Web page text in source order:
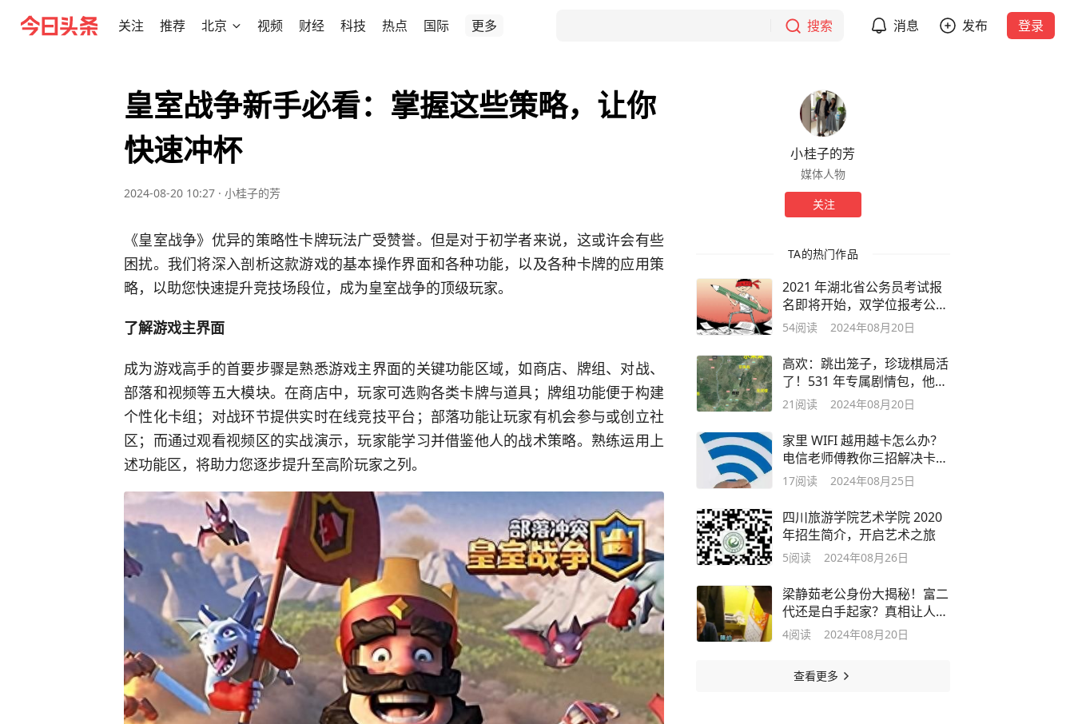
关注 推荐 北京 视频 财经 科技 热点 国际 更多 搜索 消息 发布 登录
皇室战争新手必看：掌握这些策略，让你
快速冲杯
2024-08-20 10:27 · 小桂子的芳
《皇室战争》优异的策略性卡牌玩法广受赞誉。但是对于初学者来说，这或许会有些
困扰。我们将深入剖析这款游戏的基本操作界面和各种功能，以及各种卡牌的应用策
略，以助您快速提升竞技场段位，成为皇室战争的顶级玩家。
了解游戏主界面
成为游戏高手的首要步骤是熟悉游戏主界面的关键功能区域，如商店、牌组、对战、
部落和视频等五大模块。在商店中，玩家可选购各类卡牌与道具；牌组功能便于构建
个性化卡组；对战环节提供实时在线竞技平台；部落功能让玩家有机会参与或创立社
区；而通过观看视频区的实战演示，玩家能学习并借鉴他人的战术策略。熟练运用上
述功能区，将助力您逐步提升至高阶玩家之列。
小桂子的芳
媒体人物
关注
TA的热门作品
2021 年湖北省公务员考试报
名即将开始，双学位报考公务
员有哪些优
54阅读 2024年08月20日
高欢：跳出笼子，珍珑棋局活
了！531 年专属剧情包，他如
何解锁？
21 阅读 2024年08月20日
家里 WIFI 越用越卡怎么办？
电信老师傅教你三招解决卡顿
问题
17阅读 2024年08月25日
四川旅游学院艺术学院 2020
年招生简介，开启艺术之旅
5阅读 2024年08月26日
梁静茹老公身份大揭秘！富二
代还是白手起家？真相让人惊
讶
4阅读 2024年08月20日
查看更多